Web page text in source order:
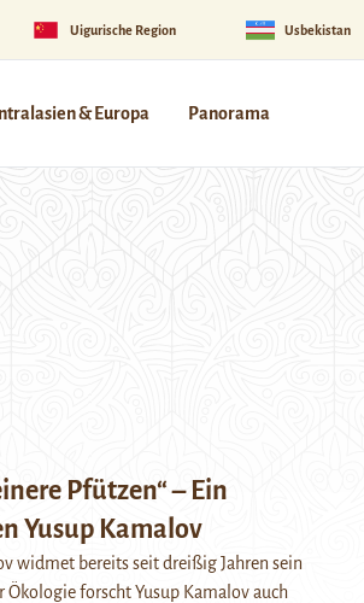
Uigurische Region Usbekistan
& Europa Panorama
Pfützen“ – Ein
Yusup Kamalov
widmet bereits seit dreißig Jahren sein
Ökologie forscht Yusup Kamalov auch